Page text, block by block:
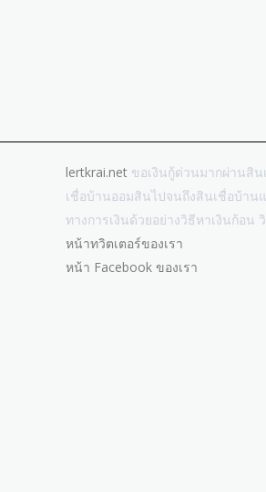
lertkrai.net ขอเงินกู้ด่วนมากผ่านสิ
เชื่อบ้านออมสินไปจนถึงสินเชื่อบ้าน
ทางการเงินด้วยอย่างวิธีหาเงินก้อน
หน้าทวิตเตอร์ของเรา
หน้า Facebook ของเรา